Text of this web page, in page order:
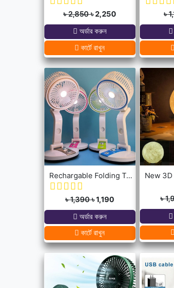
৳ 2,850৳ 2,250
অর্ডার করুন
কার্টে রাখুন
৳
Rechargable Folding Table Fan With LED Light
৳ 1,390৳ 1,190
অর্ডার করুন
কার্টে রাখুন
৳